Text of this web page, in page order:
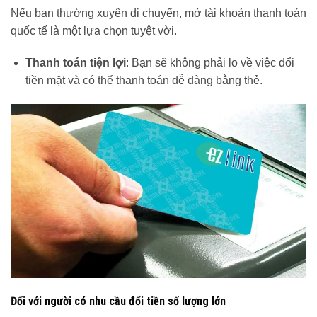
Nếu bạn thường xuyên di chuyển, mở tài khoản thanh toán
quốc tế là một lựa chọn tuyệt vời.
Thanh toán tiện lợi: Bạn sẽ không phải lo về việc đổi
tiền mặt và có thể thanh toán dễ dàng bằng thẻ.
Đối với người có nhu cầu đổi tiền số lượng lớn